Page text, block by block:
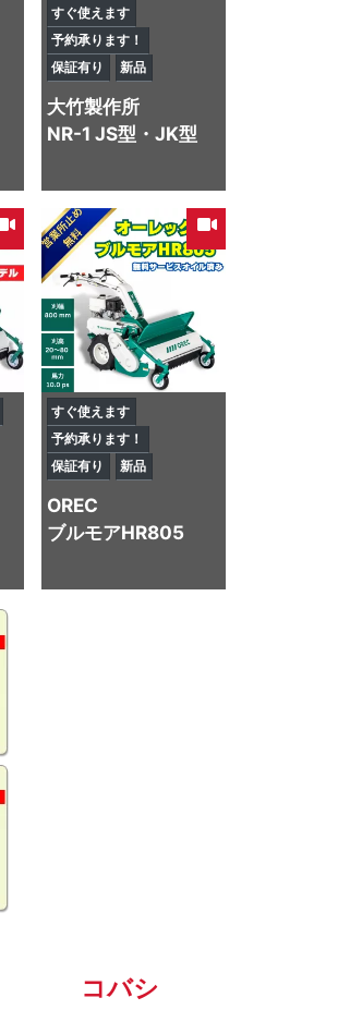
すぐ使えます
予約承ります！
保証有り
新品
大竹製作所
NR-1 JS型・JK型
すぐ使えます
予約承ります！
保証有り
新品
OREC
ブルモアHR805
コバシ